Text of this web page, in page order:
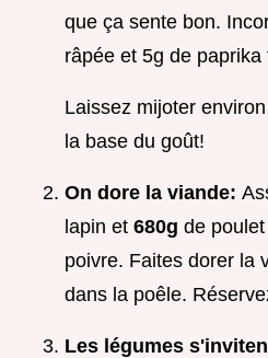
que ça sente bon.
râpée et 5g de paprika
Laissez mijoter
la base du goût!
On dore la viande:
lapin et 680g de
poivre. Faites dorer la
dans la poêle.
Les légumes